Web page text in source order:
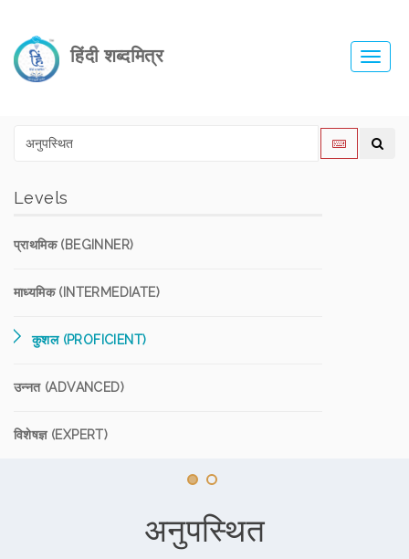
हिंदी शब्दमित्र
Levels
प्राथमिक (BEGINNER)
माध्यमिक (INTERMEDIATE)
कुशल (PROFICIENT)
उन्नत (ADVANCED)
विशेषज्ञ (EXPERT)
अनुपस्थित